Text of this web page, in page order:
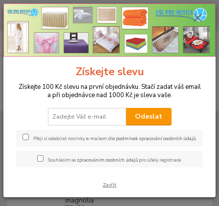
CHCETE NAKOUPIT VĚTŠÍ MNOŽSTVÍ NAŠICH PRODUKTŮ ZA LEPŠÍ
CENU? Klikněte ZDE
CZK
+420 773 794 023
Pondělí-pátek 9-16 hodin
0ks
za0 Kč
UBRUSY
Slavnostní ubrusy Magnolia s vodoodpudivou úpravou
Ubrus magnolia 80x80cm - ekr
- 27 %
Získejte slevu
Získejte 100 Kč slevu na první objednávku. Stačí zadat váš email
a při objednávce nad 1000 Kč je sleva vaše.
Odeslat
Přeji si odebírat novinky e-mailem dle podmínek zpracování osobních údajů.
Souhlasím se zpracováním osobních údajů pro účely registrace.
Zavřít